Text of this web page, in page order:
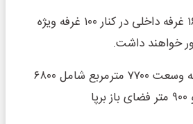
در پانزدهمین دوره، ۱۶۸ غرفه داخلی در کنار ۱۰۰ غرفه ویژه
خواهند داشت.
این رویداد در فضایی به وسعت ۷۷۰۰ مترمربع شامل ۶۸۰۰